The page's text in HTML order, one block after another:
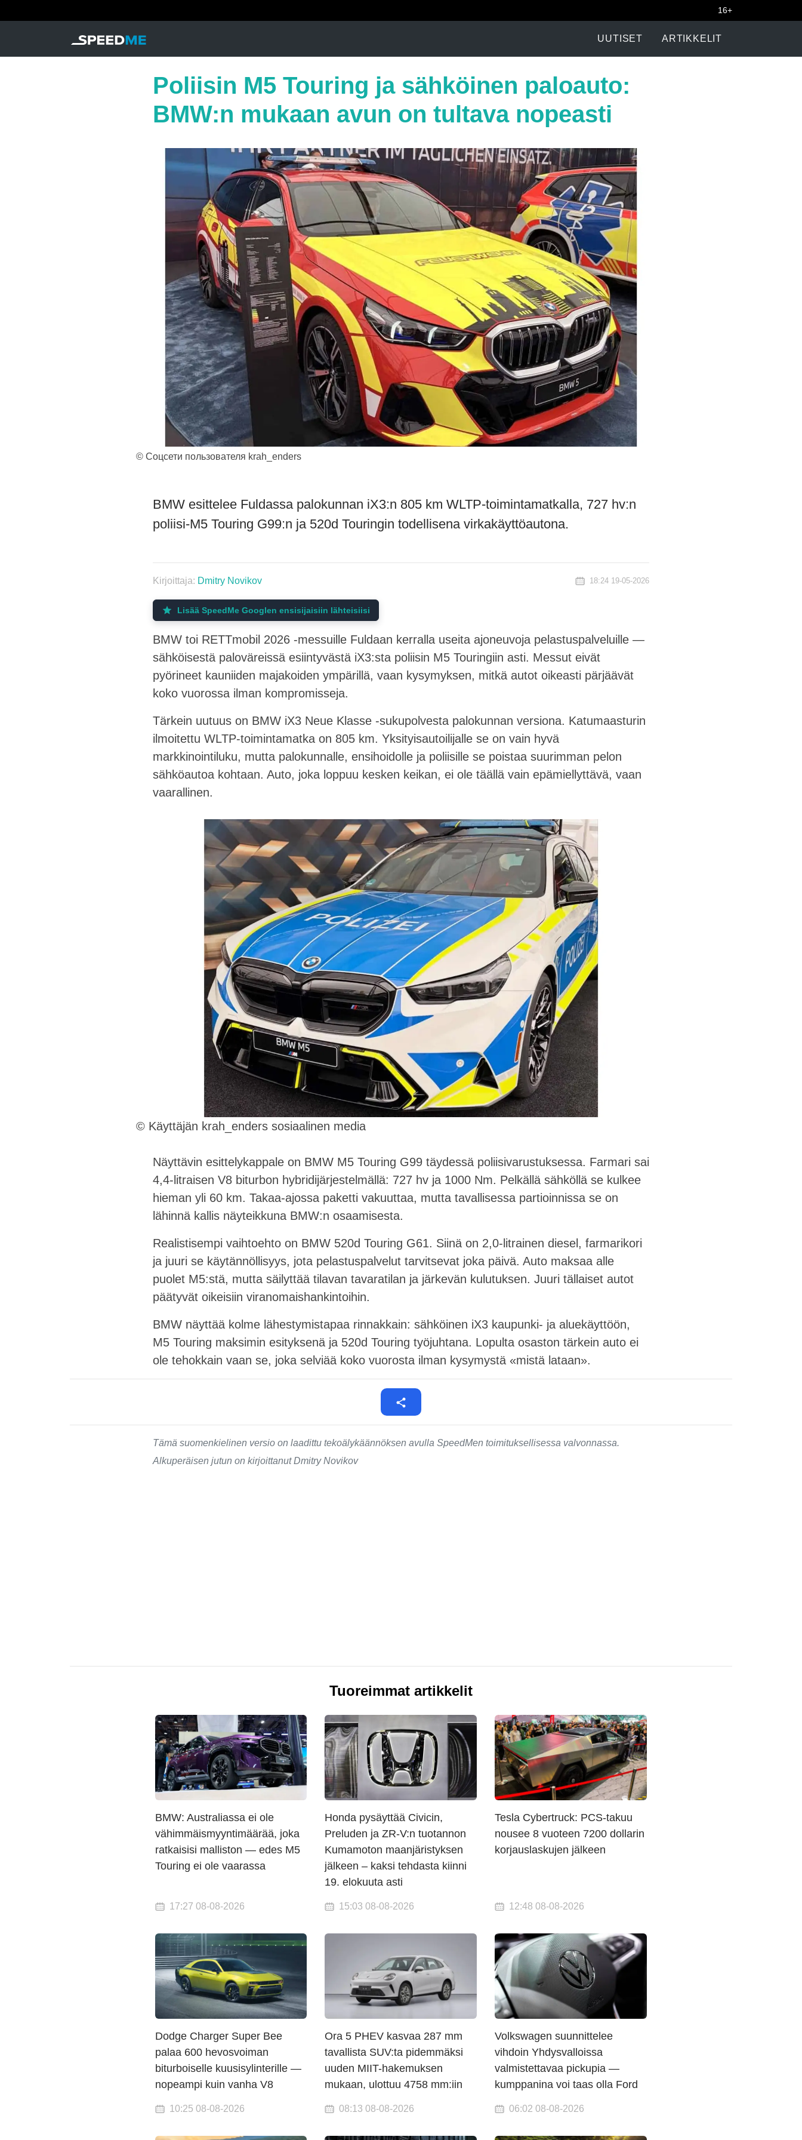
16+
UUTISET ARTIKKELIT
Poliisin M5 Touring ja sähköinen paloauto:
BMW:n mukaan avun on tultava nopeasti
© Соцсети пользователя krah_enders
BMW esittelee Fuldassa palokunnan iX3:n 805 km WLTP-toimintamatkalla, 727 hv:n
poliisi-M5 Touring G99:n ja 520d Touringin todellisena virkakäyttöautona.
Kirjoittaja: Dmitry Novikov 18:24 19-05-2026
Lisää SpeedMe Googlen ensisijaisiin lähteisiisi
BMW toi RETTmobil 2026 -messuille Fuldaan kerralla useita ajoneuvoja pelastuspalveluille —
sähköisestä paloväreissä esiintyvästä iX3:sta poliisin M5 Touringiin asti. Messut eivät
pyörineet kauniiden majakoiden ympärillä, vaan kysymyksen, mitkä autot oikeasti pärjäävät
koko vuorossa ilman kompromisseja.
Tärkein uutuus on BMW iX3 Neue Klasse -sukupolvesta palokunnan versiona. Katumaasturin
ilmoitettu WLTP-toimintamatka on 805 km. Yksityisautoilijalle se on vain hyvä
markkinointiluku, mutta palokunnalle, ensihoidolle ja poliisille se poistaa suurimman pelon
sähköautoa kohtaan. Auto, joka loppuu kesken keikan, ei ole täällä vain epämiellyttävä, vaan
vaarallinen.
© Käyttäjän krah_enders sosiaalinen media
Näyttävin esittelykappale on BMW M5 Touring G99 täydessä poliisivarustuksessa. Farmari sai
4,4-litraisen V8 biturbon hybridijärjestelmällä: 727 hv ja 1000 Nm. Pelkällä sähköllä se kulkee
hieman yli 60 km. Takaa-ajossa paketti vakuuttaa, mutta tavallisessa partioinnissa se on
lähinnä kallis näyteikkuna BMW:n osaamisesta.
Realistisempi vaihtoehto on BMW 520d Touring G61. Siinä on 2,0-litrainen diesel, farmarikori
ja juuri se käytännöllisyys, jota pelastuspalvelut tarvitsevat joka päivä. Auto maksaa alle
puolet M5:stä, mutta säilyttää tilavan tavaratilan ja järkevän kulutuksen. Juuri tällaiset autot
päätyvät oikeisiin viranomaishankintoihin.
BMW näyttää kolme lähestymistapaa rinnakkain: sähköinen iX3 kaupunki- ja aluekäyttöön,
M5 Touring maksimin esityksenä ja 520d Touring työjuhtana. Lopulta osaston tärkein auto ei
ole tehokkain vaan se, joka selviää koko vuorosta ilman kysymystä «mistä lataan».
Tämä suomenkielinen versio on laadittu tekoälykäännöksen avulla SpeedMen toimituksellisessa valvonnassa.
Alkuperäisen jutun on kirjoittanut Dmitry Novikov
Tuoreimmat artikkelit
BMW: Australiassa ei ole
vähimmäismyyntimäärää, joka
ratkaisisi malliston — edes M5
Touring ei ole vaarassa
17:27 08-08-2026
Honda pysäyttää Civicin,
Preluden ja ZR-V:n tuotannon
Kumamoton maanjäristyksen
jälkeen – kaksi tehdasta kiinni
19. elokuuta asti
15:03 08-08-2026
Tesla Cybertruck: PCS-takuu
nousee 8 vuoteen 7200 dollarin
korjauslaskujen jälkeen
12:48 08-08-2026
Dodge Charger Super Bee
palaa 600 hevosvoiman
biturboiselle kuusisylinterille —
nopeampi kuin vanha V8
10:25 08-08-2026
Ora 5 PHEV kasvaa 287 mm
tavallista SUV:ta pidemmäksi
uuden MIIT-hakemuksen
mukaan, ulottuu 4758 mm:iin
08:13 08-08-2026
Volkswagen suunnittelee
vihdoin Yhdysvalloissa
valmistettavaa pickupia —
kumppanina voi taas olla Ford
06:02 08-08-2026